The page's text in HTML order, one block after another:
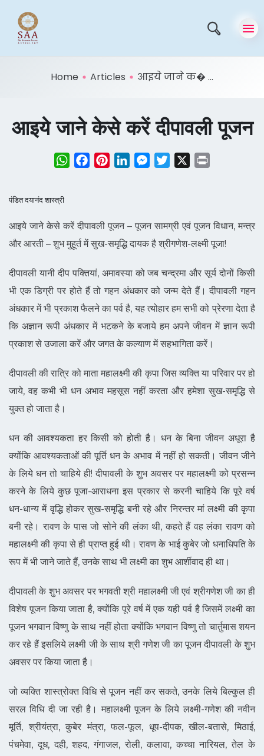
Home Articles आइये जाने क� ...
आइये जाने केसे करें दीपावली पूजन
WhatsApp
FacebookPinterestLinkedInMessenger
Twitter
पंडित दयानंद शास्त्री
आइये जाने केसे करें दीपावली पूजन – पूजन सामग्री एवं पूजन विधान, मन्त्र
और आरती – शुभ मुहूर्त में सुख-समृद्धि दायक है श्रीगणेश-लक्ष्मी पूजा!
दीपावली यानी दीप पक्तियां, अमावस्या को जब चन्द्रमा और सूर्य दोनों किसी
भी एक डिग्री पर होते हैं तो गहन अंधकार को जन्म देते हैं। दीपावली गहन
अंधकार में भी प्रकाश फैलने का पर्व है, यह त्योहार हम सभी को प्रेरणा देता है
कि अज्ञान रूपी अंधकार में भटकने के बजाये हम अपने जीवन में ज्ञान रूपी
प्रकाश से उजाला करें और जगत के कल्याण में सहभागिता करें।
दीपावली की रात्रि को माता महालक्ष्मी की कृपा जिस व्यक्ति या परिवार पर हो
जाये, वह कभी भी धन अभाव महसूस नहीं करता और हमेशा सुख-समृद्धि से
युक्त हो जाता है।
धन की आवश्यकता हर किसी को होती है। धन के बिना जीवन अधूरा है
क्योंकि आवश्यकताओं की पूर्ति धन के अभाव में नहीं हो सकती। जीवन जीने
के लिये धन तो चाहिये ही! दीपावली के शुभ अवसर पर महालक्ष्मी को प्रसन्न
करने के लिये कुछ पूजा-आराधना इस प्रकार से करनी चाहिये कि पूरे वर्ष
धन-धान्य में वृद्धि होकर सुख-समृद्धि बनी रहे और निरन्तर मां लक्ष्मी की कृपा
बनी रहे। रावण के पास जो सोने की लंका थी, कहते हैं वह लंका रावण को
महालक्ष्मी की कृपा से ही प्राप्त हुई थी। रावण के भाई कुबेर जो धनाधिपति के
रूप में भी जाने जाते हैं, उनके साथ भी लक्ष्मी का शुभ आर्शीवाद ही था।
दीपावली के शुभ अवसर पर भगवती श्री महालक्ष्मी जी एवं श्रीगणेश जी का ही
विशेष पूजन किया जाता है, क्योंकि पूरे वर्ष में एक यही पर्व है जिसमें लक्ष्मी का
पूजन भगवान विष्णु के साथ नहीं होता क्योंकि भगवान विष्णु तो चार्तुमास शयन
कर रहे हैं इसलिये लक्ष्मी जी के साथ श्री गणेश जी का पूजन दीपावली के शुभ
अवसर पर किया जाता है।
जो व्यक्ति शास्त्रोक्त विधि से पूजन नहीं कर सकते, उनके लिये बिल्कुल ही
सरल विधि दी जा रही है। महालक्ष्मी पूजन के लिये लक्ष्मी-गणेश की नवीन
मूर्ति, श्रीयंत्रा, कुबेर मंत्रा, फल-फूल, धूप-दीपक, खील-बतासे, मिठाई,
पंचमेवा, दूध, दही, शहद, गंगाजल, रोली, कलावा, कच्चा नारियल, तेल के